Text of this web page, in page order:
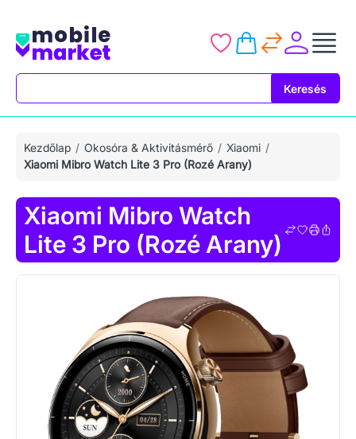
Keresés
Kezdőlap Okosóra & Aktivitásmérő
Xiaomi
Xiaomi Mibro Watch Lite 3 Pro (Rozé Arany)
Xiaomi Mibro Watch
Lite 3 Pro (Rozé Arany)